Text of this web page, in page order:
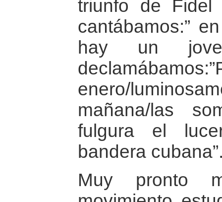
triunfo de
cantábamos:”
hay un
enero/
mañana/las
fulgura el
bandera
Muy pronto